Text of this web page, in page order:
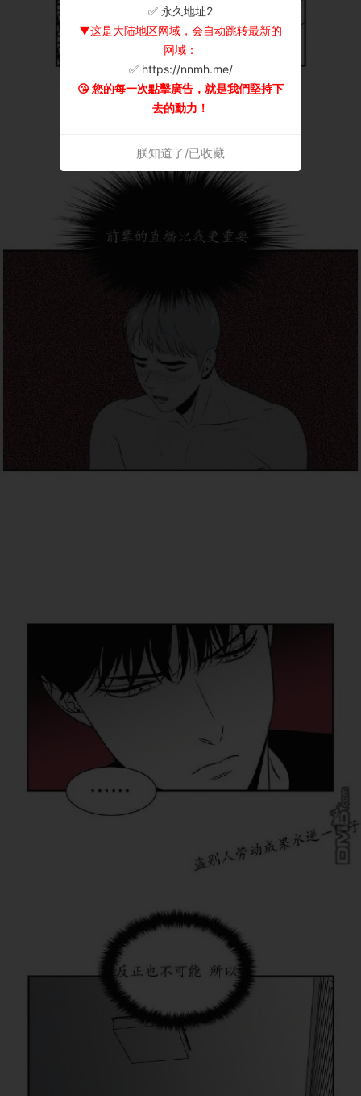
✅ 永久地址2
▼这是大陆地区网域，会自动跳转最新的
网域：
✅ https://nnmh.me/
😘 您的每一次點擊廣告，就是我們堅持下
去的動力！
朕知道了/已收藏